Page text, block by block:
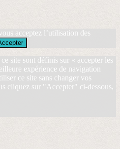
acceptez l’utilisation des
site sont définis sur « accepter les
expérience de navigation
ce site sans changer vos
cliquez sur "Accepter" ci-dessous,